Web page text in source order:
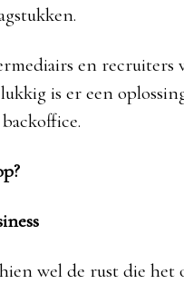
en recruiters
is er een
wel de rust die het